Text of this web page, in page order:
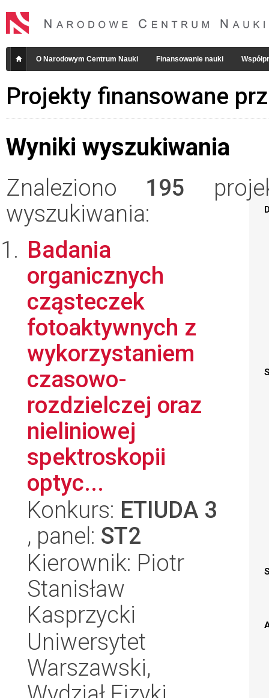
O Narodowym Centrum Nauki Finansowanie nauki
Projekty finansowane
Wyniki wyszukiwania
Znaleziono 195
wyszukiwania:
Badania
organicznych
cząsteczek
fotoaktywnych z
wykorzystaniem
czasowo-
rozdzielczej oraz
nieliniowej
spektroskopii
optyc...
Konkurs: ETIUDA 3
, panel: ST2
Kierownik: Piotr
Stanisław
Kasprzycki
Uniwersytet
Warszawski,